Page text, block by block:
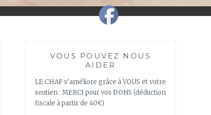
VOUS POUVEZ NOUS
AIDER
LE CHAF s’améliore grâce à VOUS et votre
soutien : MERCI pour vos DONS (déduction
fiscale à partir de 40€)